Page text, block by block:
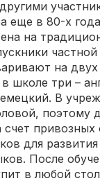
еще в 80-х
на
на
школе три –
В
поэтому
счет привозных
для
После
в любой